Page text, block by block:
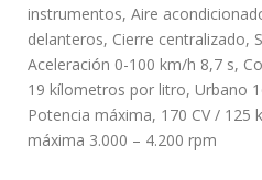
instrumentos, Aire
delanteros, Cierre centralizado,
Aceleración 0-100 km/h 8,7 s,
19 kílometros por litro, Urbano
Potencia máxima, 170 CV / 125
máxima 3.000 – 4.200 rpm